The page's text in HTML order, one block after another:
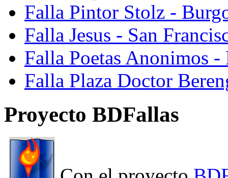
Falla Pintor Stolz -
Falla Jesus - San
Falla Poetas Anonimos
Falla Plaza Doctor
Proyecto BDFallas